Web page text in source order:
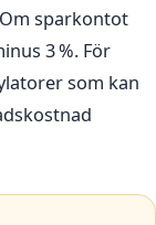
sparkontot
3 %. För
som kan